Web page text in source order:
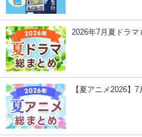
2026年7月夏ドラマ
【夏アニメ2026】